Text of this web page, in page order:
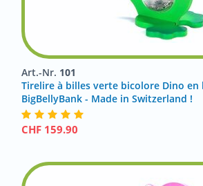
Art.-Nr. 101
Tirelire à billes verte bicolore Dino en
BigBellyBank - Made in Switzerland !
CHF 159.90